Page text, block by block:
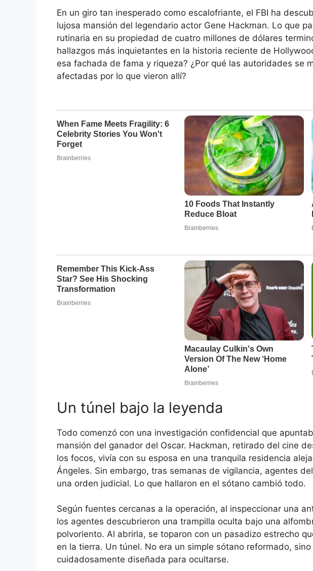
En un giro tan inesperado como escalofriante, el FBI ha
lujosa mansión del legendario actor Gene Hackman. Lo que
rutinaria en su propiedad de cuatro millones de dólares
hallazgos más inquietantes en la historia reciente de
esa fachada de fama y riqueza? ¿Por qué las autoridades se
afectadas por lo que vieron allí?
Un túnel bajo la leyenda
Todo comenzó con una investigación confidencial que
mansión del ganador del Oscar. Hackman, retirado del cine
los focos, vivía con su esposa en una tranquila residencia
Ángeles. Sin embargo, tras semanas de vigilancia, agentes
una orden judicial. Lo que hallaron en el sótano cambió todo.
Según fuentes cercanas a la operación, al inspeccionar una
los agentes descubrieron una trampilla oculta bajo una
polvoriento. Al abrirla, se toparon con un pasadizo estrecho
en la tierra. Un túnel. No era un simple sótano reformado,
cuidadosamente diseñada para ocultarse.